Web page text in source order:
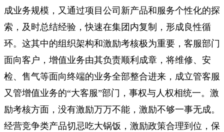
成业务规模，又通过项目公司新产品和服务个性化的探
索，及时总结经验，快速在集团内复制，形成良性循
环。这其中的组织架构和激励考核极为重要，客服部门
面向客户，增值业务由其负责顺利成章，将维修、安
检、售气等面向终端的业务全部整合进来，成立管客服
又管增值业务的“大客服”部门，事权与人权相统一。激
励考核方面，没有激励万万不能，激励不够一事无成。
经营竞争类产品切忌吃大锅饭，激励政策合理到位，保